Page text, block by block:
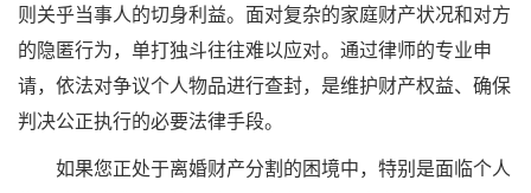
则关乎当事人的切身利益。面对复杂的家庭财产状况和对方
的隐匿行为，单打独斗往往难以应对。通过律师的专业申
请，依法对争议个人物品进行查封，是维护财产权益、确保
判决公正执行的必要法律手段。
如果您正处于离婚财产分割的困境中，特别是面临个人